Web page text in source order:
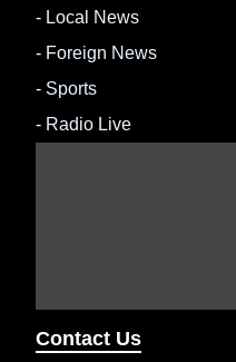
- Local News
- Foreign News
- Sports
- Radio Live
Contact Us